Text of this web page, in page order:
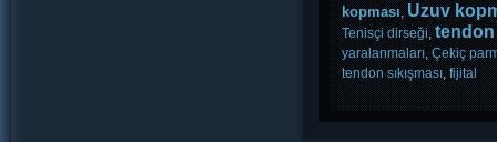
kopması,Uzuv
Tenisçi dirseği,
yaralanmaları,Çekiç
tendon sıkışması,fijital